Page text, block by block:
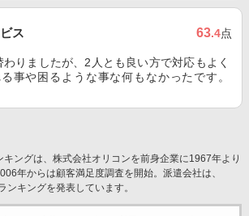
ス 63.4点
りましたが、2人とも良い方で対応もよく
事や困るような事な何もなかったです。
キングは、株式会社オリコンを前身企業に1967年より
年からは顧客満足度調査を開始。派遣会社は、
ンキングを発表しています。